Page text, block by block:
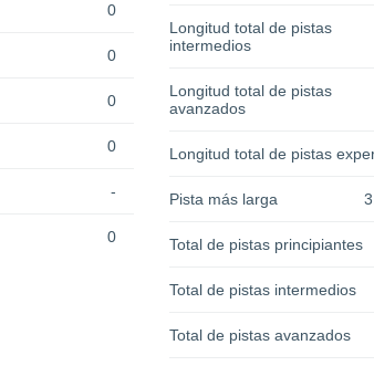
0
0
0
0
-
0
Longitud total de pistas
intermedios
Longitud total de pistas
avanzados
Longitud total de pistas
Pista más larga
Total de pistas principiantes
Total de pistas intermedios
Total de pistas avanzados